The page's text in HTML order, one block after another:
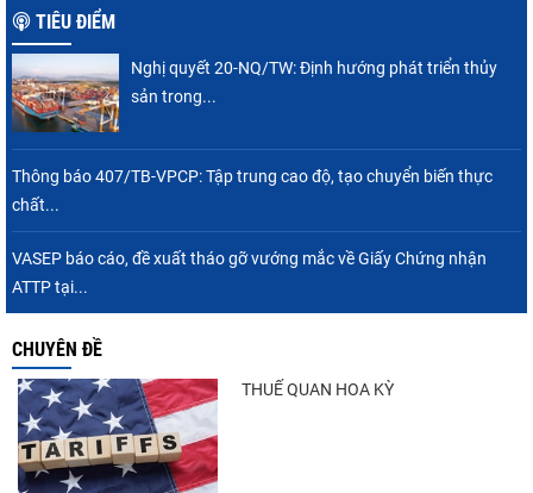
TIÊU ĐIỂM
Nghị quyết 20-NQ/TW: Định hướng phát triển thủy
sản trong...
Thông báo 407/TB-VPCP: Tập trung cao độ, tạo chuyển biến thực
chất...
VASEP báo cáo, đề xuất tháo gỡ vướng mắc về Giấy Chứng nhận
ATTP tại...
CHUYÊN ĐỀ
THUẾ QUAN HOA KỲ